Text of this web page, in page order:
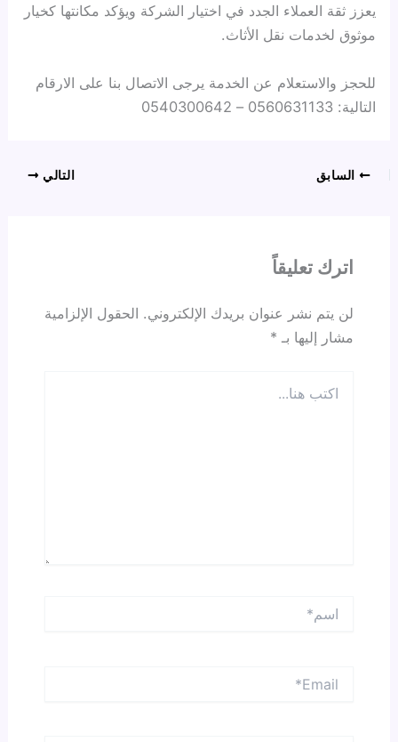
يعزز ثقة العملاء الجدد في اختيار الشركة ويؤكد مكانتها كخيار
موثوق لخدمات نقل الأثاث.
للحجز والاستعلام عن الخدمة يرجى الاتصال بنا على الارقام
التالية: 0560631133 – 0540300642
السابق التالي
اترك تعليقاً
لن يتم نشر عنوان بريدك الإلكتروني. الحقول الإلزامية
مشار إليها بـ *
هنا...